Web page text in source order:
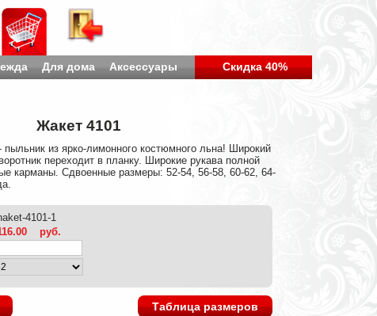
Для дома Аксессуары Скидка 40%
Жакет 4101
из ярко-лимонного костюмного льна! Широкий
переходит в планку. Широкие рукава полной
карманы. Сдвоенные размеры: 52-54, 56-58, 60-62, 64-
4101-1
руб.
Таблица размеров